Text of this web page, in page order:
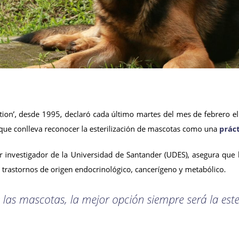
desde 1995, declaró cada último martes del mes de febrero el
conlleva reconocer la esterilización de mascotas como una
de la Universidad de Santander (UDES), asegura
trastornos de origen endocrinológico, cancerígeno y metabólico.
las mascotas, la mejor opción siempre será la